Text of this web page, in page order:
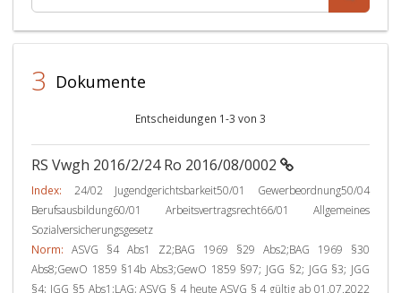
3 Dokumente
Entscheidungen 1-3 von 3
RS Vwgh 2016/2/24 Ro 2016/08/0002
Index: 24/02 Jugendgerichtsbarkeit50/01 Gewerbeordnung50/04
Berufsausbildung60/01 Arbeitsvertragsrecht66/01 Allgemeines
Sozialversicherungsgesetz
Norm: ASVG §4 Abs1 Z2;BAG 1969 §29 Abs2;BAG 1969 §30
Abs8;GewO 1859 §14b Abs3;GewO 1859 §97; JGG §2; JGG §3; JGG
§4; JGG §5 Abs1;LAG; ASVG § 4 heute ASVG § 4 gültig ab 01.07.2022